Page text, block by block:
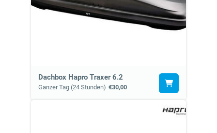
Dachbox Hapro Traxer 6.2
Ganzer Tag (24 Stunden) €30,00